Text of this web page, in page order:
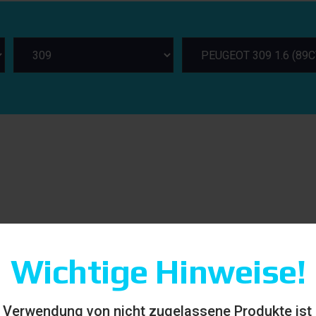
Wichtige Hinweise!
Verwendung von nicht zugelassene Produkte ist